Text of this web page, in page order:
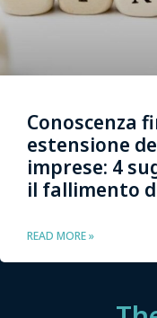
Conoscenza
estensione
imprese: 4
il fallimento
READ MORE »